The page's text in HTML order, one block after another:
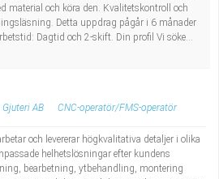
material och köra den. Kvalitetskontroll och
Detta uppdrag pågår i 6 månader
Dagtid och 2-skift. Din profil Vi söke...
AB CNC-operatör/FMS-operatör
och levererar högkvalitativa detaljer i olika
helhetslösningar efter kundens
bearbetning, ytbehandling, montering